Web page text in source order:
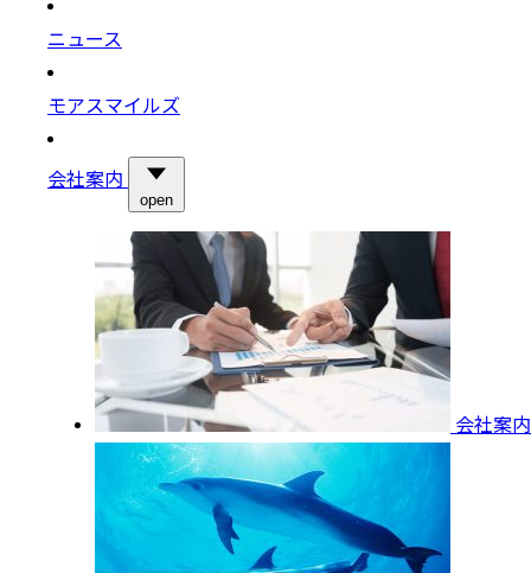
ニュース
モアスマイルズ
会社案内
open
会社案内